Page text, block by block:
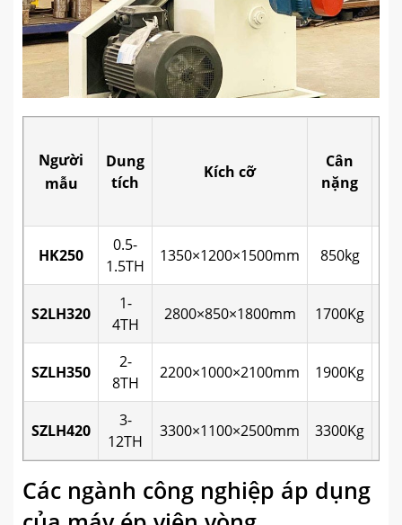
Người
mẫu
Dung
tích
Kích cỡ
Cân
nặng
HK250
0.5-
1.5TH
1350×1200×1500mm 850kg
S2LH320
1-
4TH
2800×850×1800mm 1700Kg
SZLH350
2-
8TH
2200×1000×2100mm 1900Kg
SZLH420
3-
12TH
3300×1100×2500mm 3300Kg
Các ngành công nghiệp áp dụng